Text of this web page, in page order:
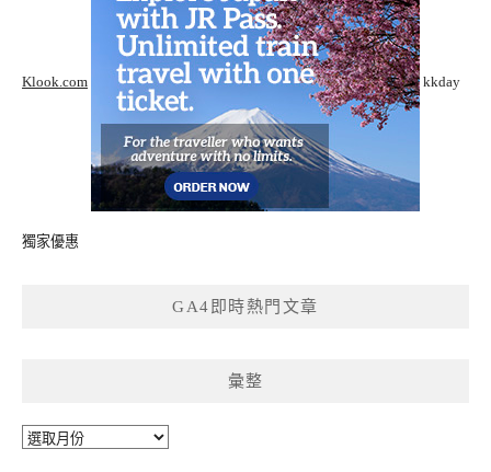
Klook.com kkday
獨家優惠
GA4即時熱門文章
彙整
彙